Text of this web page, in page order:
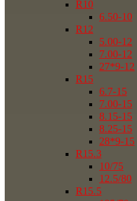
R10
6.50-10
R12
5.00-12
7.00-12
27*9-12
R15
6.7-15
7.00-15
8.15-15
8.25-15
28*9-15
R15.3
10/75
12.5/80
R15.5